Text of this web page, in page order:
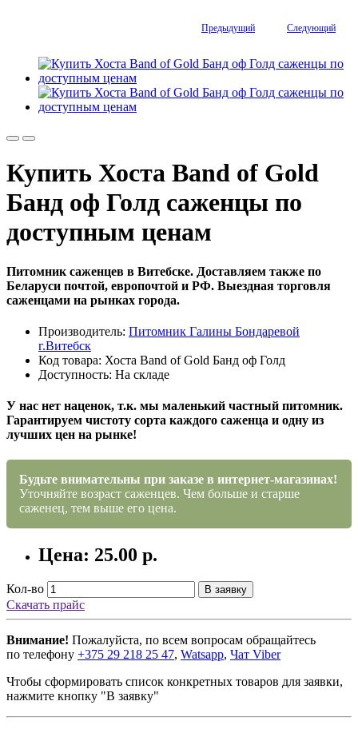
Предыдущий Следующий
Купить Хоста Band of Gold
Банд оф Голд саженцы по
доступным ценам
Питомник саженцев в Витебске. Доставляем также по
Беларуси почтой, европочтой и РФ. Выездная торговля
саженцами на рынках города.
Производитель: Питомник Галины Бондаревой
г.Витебск
Код товара: Хоста Band of Gold Банд оф Голд
Доступность: На складе
У нас нет наценок, т.к. мы маленький частный питомник.
Гарантируем чистоту сорта каждого саженца и одну из
лучших цен на рынке!
Будьте внимательны при заказе в интернет-магазинах!
Уточняйте возраст саженцев. Чем больше и старше
саженец, тем выше его цена.
Цена: 25.00 р.
Кол-во В заявку
Скачать прайс
Внимание! Пожалуйста, по всем вопросам обращайтесь
по телефону +375 29 218 25 47, Watsapp, Чат Viber
Чтобы сформировать список конкретных товаров для заявки,
нажмите кнопку "В заявку"